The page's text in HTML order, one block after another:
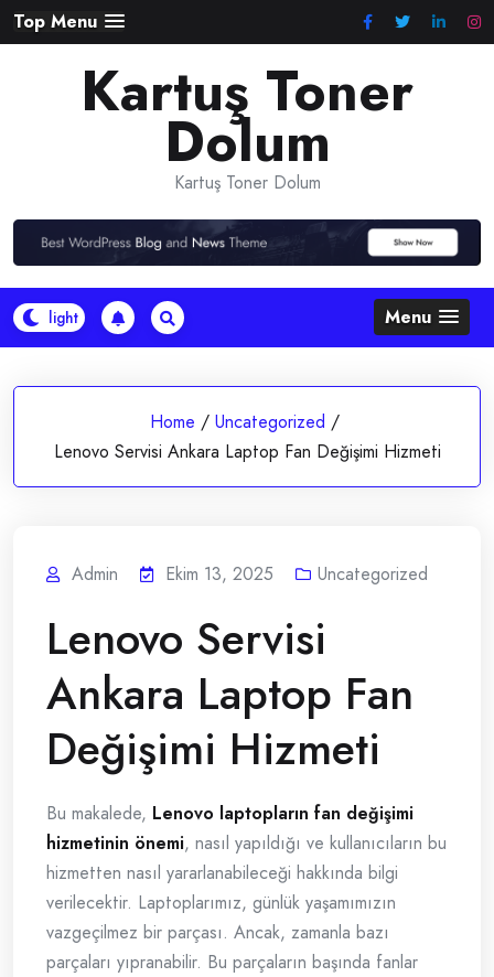
Skip
to
Top Menu
Kartuş Toner
Dolum
Kartuş Toner Dolum
Menu
Home / Uncategorized /
Lenovo Servisi Ankara Laptop Fan Değişimi Hizmeti
Admin Ekim 13, 2025 Uncategorized
Lenovo Servisi
Ankara Laptop Fan
Değişimi Hizmeti
Bu makalede, Lenovo laptopların fan değişimi
hizmetinin önemi, nasıl yapıldığı ve kullanıcıların bu
hizmetten nasıl yararlanabileceği hakkında bilgi
verilecektir. Laptoplarımız, günlük yaşamımızın
vazgeçilmez bir parçası. Ancak, zamanla bazı
parçaları yıpranabilir. Bu parçaların başında fanlar